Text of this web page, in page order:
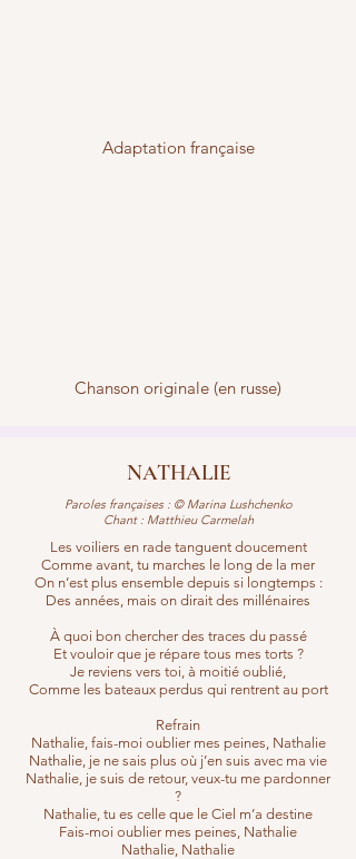
Adaptation française
Chanson originale (en russe)
NATHALIE
Paroles françaises : © Marina Lushchenko
Chant : Matthieu Carmelah
Les voiliers en rade tanguent doucement
Comme avant, tu marches le long de la mer
On n’est plus ensemble depuis si longtemps :
Des années, mais on dirait des millénaires
À quoi bon chercher des traces du passé
Et vouloir que je répare tous mes torts ?
Je reviens vers toi, à moitié oublié,
Comme les bateaux perdus qui rentrent au port
Refrain
Nathalie, fais-moi oublier mes peines, Nathalie
Nathalie, je ne sais plus où j’en suis avec ma vie
Nathalie, je suis de retour, veux-tu me pardonner
?
Nathalie, tu es celle que le Ciel m’a destine
Fais-moi oublier mes peines, Nathalie
Nathalie, Nathalie